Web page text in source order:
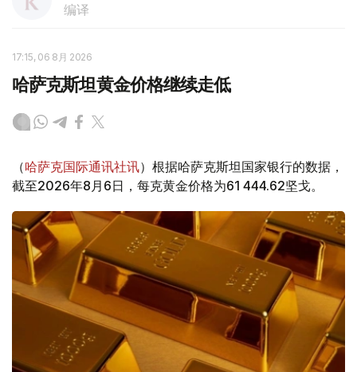
编译
17:15, 06 8月 2026
哈萨克斯坦黄金价格继续走低
（哈萨克国际通讯社讯）根据哈萨克斯坦国家银行的数据，
截至2026年8月6日，每克黄金价格为61 444.62坚戈。